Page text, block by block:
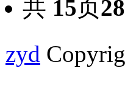
共 15页
zyd